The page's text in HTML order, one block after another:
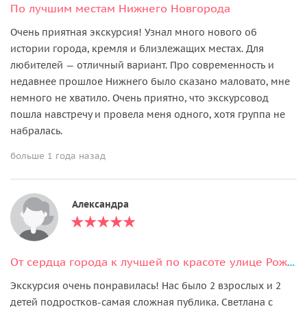
По лучшим местам Нижнего Новгорода
Очень приятная экскурсия! Узнал много нового об
истории города, кремля и близлежащих местах. Для
любителей — отличный вариант. Про современность и
недавнее прошлое Нижнего было сказано маловато, мне
немного не хватило. Очень приятно, что экскурсовод
пошла навстречу и провела меня одного, хотя группа не
набралась.
больше 1 года назад
Александра
От сердца города к лучшей по красоте улице Рождественской
Экскурсия очень понравилась! Нас было 2 взрослых и 2
детей подростков-самая сложная публика. Светлана с